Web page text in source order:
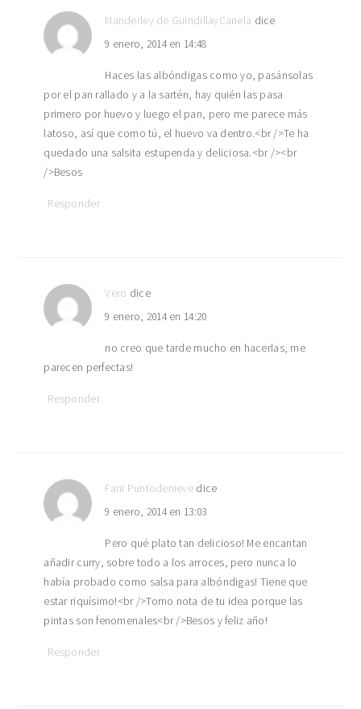
Manderley de GuindillayCanela dice
9 enero, 2014 en 14:48
Haces las albóndigas como yo, pasánsolas
por el pan rallado y a la sartén, hay quién las pasa
primero por huevo y luego el pan, pero me parece más
latoso, así que como tú, el huevo va dentro.<br />Te ha
quedado una salsita estupenda y deliciosa.<br /><br
/>Besos
Responder
Vero dice
9 enero, 2014 en 14:20
no creo que tarde mucho en hacerlas, me
parecen perfectas!
Responder
Fani Puntodenieve dice
9 enero, 2014 en 13:03
Pero qué plato tan delicioso! Me encantan
añadir curry, sobre todo a los arroces, pero nunca lo
había probado como salsa para albóndigas! Tiene que
estar riquísimo!<br />Tomo nota de tu idea porque las
pintas son fenomenales<br />Besos y feliz año!
Responder